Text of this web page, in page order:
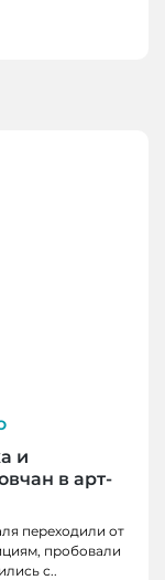
и
в арт-
переходили от
пробовали
с..